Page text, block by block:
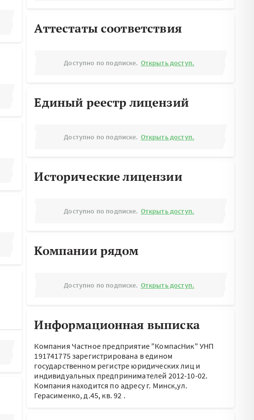
Аттестаты соответствия
Доступно по подписке. Открыть доступ.
Единый реестр лицензий
Доступно по подписке. Открыть доступ.
Исторические лицензии
Доступно по подписке. Открыть доступ.
Компании рядом
Доступно по подписке. Открыть доступ.
Информационная выписка
Компания Частное предприятие "КомпасНик" УНП
191741775 зарегистрирована в едином
государственном регистре юридических лиц и
индивидуальных предпринимателей 2012-10-02.
Компания находится по адресуг. Минск,ул.
Герасименко, д.45, кв. 92 .